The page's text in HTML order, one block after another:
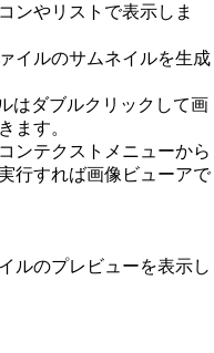
ンやリストで表示しま
イルのサムネイルを生成
はダブルクリックして画
ます。
ンテクストメニューから
行すれば画像ビューアで
ルのプレビューを表示し